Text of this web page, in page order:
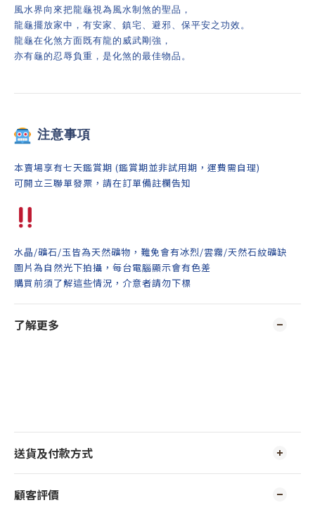
風水界向來把龍龜視為風水制煞的聖品，
龍龜擺放家中，有安家、鎮宅、避邪、保平安之功效。
龍龜在化煞方面既有龍的威武剛強，
亦有龜的忍辱負重，是化煞的最佳物品。
注意事項
本賣場享有七天鑑賞期 (鑑賞期並非試用期，運費需自理)
可開立三聯單發票，請在訂單備註欄告知
水晶/礦石/玉皆為天然礦物，難免會有冰烈/雲霧/天然石紋礦缺
圖片為自然光下拍攝，每台電腦顯示會有色差
購買前須了解這些情況，介意者請勿下標
了解更多
送貨及付款方式
顧客評價